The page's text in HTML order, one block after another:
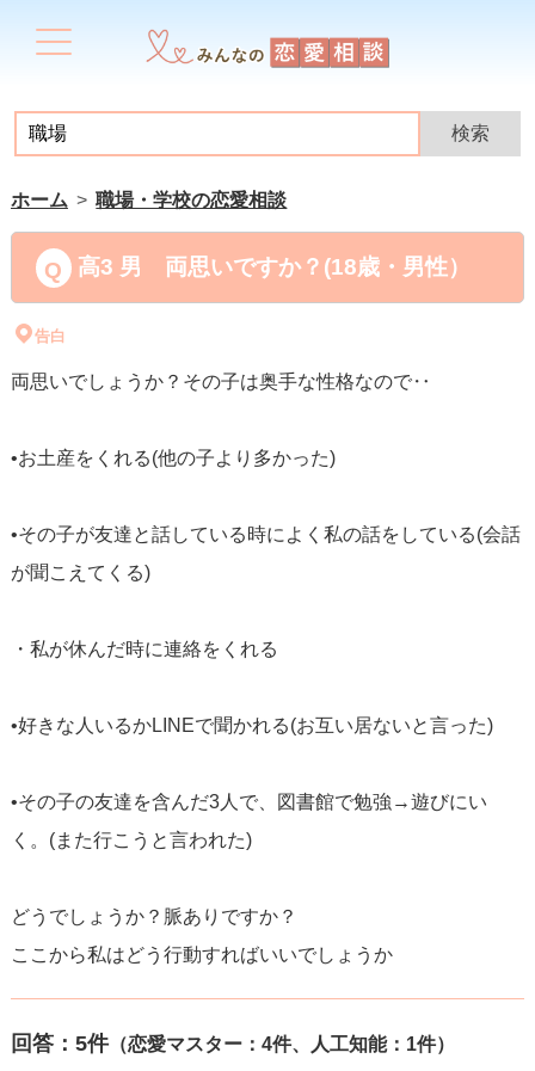
ホーム 職場・学校の恋愛相談
高3 男 両思いですか？(18歳・男性）
告白
両思いでしょうか？その子は奥手な性格なので‥
•お土産をくれる(他の子より多かった)
•その子が友達と話している時によく私の話をしている(会話
が聞こえてくる)
・私が休んだ時に連絡をくれる
•好きな人いるかLINEで聞かれる(お互い居ないと言った)
•その子の友達を含んだ3人で、図書館で勉強→遊びにい
く。(また行こうと言われた)
どうでしょうか？脈ありですか？
ここから私はどう行動すればいいでしょうか
回答： 5件（恋愛マスター：4件、人工知能：1件）